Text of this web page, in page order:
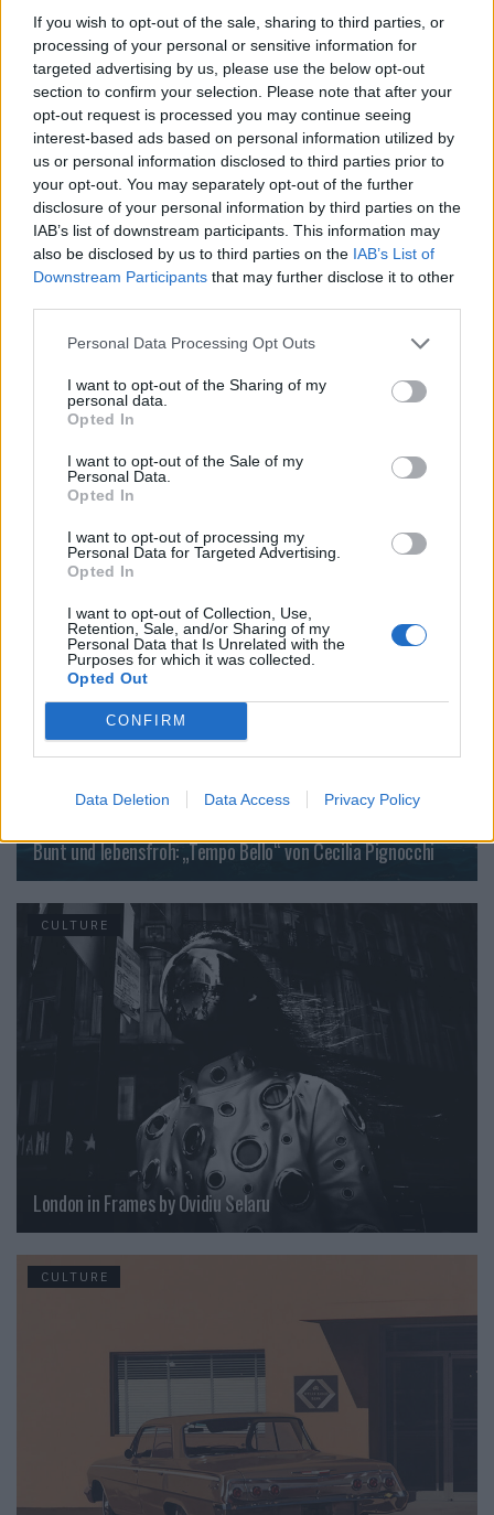
If you wish to opt-out of the sale, sharing to third parties, or
processing of your personal or sensitive information for
targeted advertising by us, please use the below opt-out
section to confirm your selection. Please note that after your
opt-out request is processed you may continue seeing
interest-based ads based on personal information utilized by
us or personal information disclosed to third parties prior to
your opt-out. You may separately opt-out of the further
disclosure of your personal information by third parties on the
IAB’s list of downstream participants. This information may
also be disclosed by us to third parties on the IAB’s List of
Downstream Participants that may further disclose it to other
Personal Data Processing Opt Outs
I want to opt-out of the Sharing of my
personal data.
Opted In
I want to opt-out of the Sale of my
Personal Data.
Opted In
I want to opt-out of processing my
Personal Data for Targeted Advertising.
Opted In
I want to opt-out of Collection, Use,
Retention, Sale, and/or Sharing of my
Personal Data that Is Unrelated with the
Purposes for which it was collected.
Opted Out
CONFIRM
Data Deletion Data Access Privacy Policy
hier einAbo ab.
Tags: FACES homepage New Magazine
VERWANDTE ARTIKEL
CULTURE
The Faces im Juni 2026
CULTURE
Bunt und lebensfroh: „Tempo Bello“ von Cecilia Pignocchi
CULTURE
London in Frames by Ovidiu Selaru
CULTURE